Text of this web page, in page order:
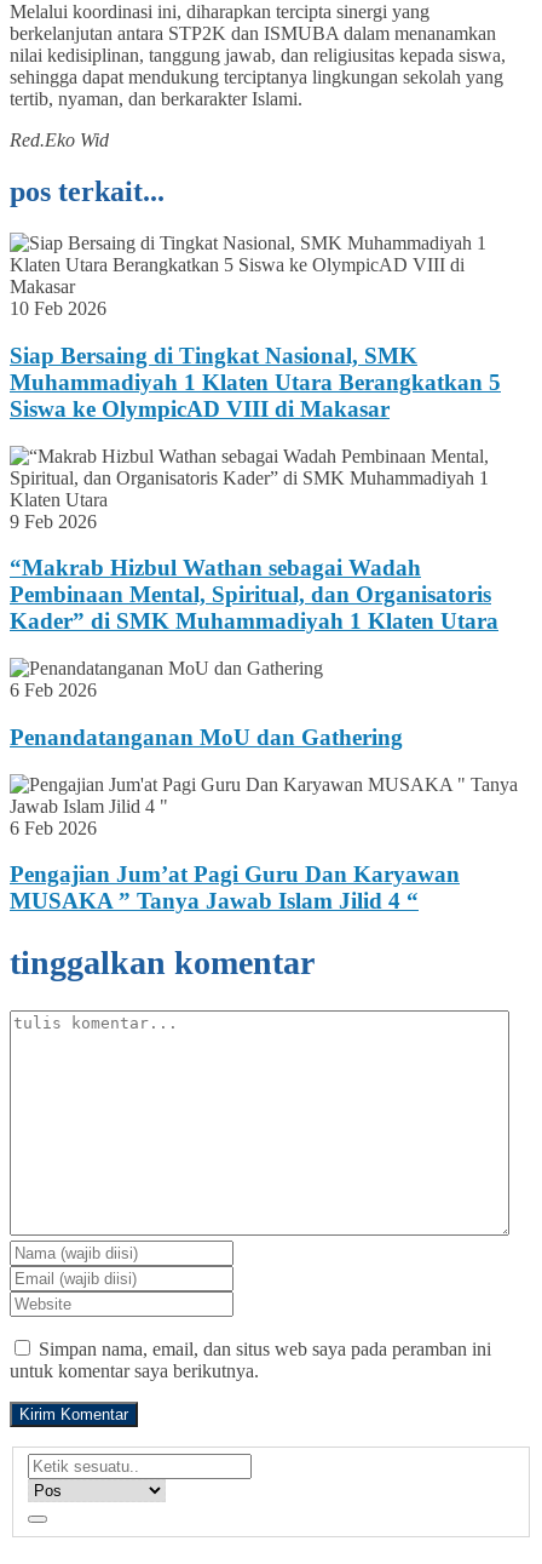
Melalui koordinasi ini, diharapkan tercipta sinergi yang
berkelanjutan antara STP2K dan ISMUBA dalam menanamkan
nilai kedisiplinan, tanggung jawab, dan religiusitas kepada siswa,
sehingga dapat mendukung terciptanya lingkungan sekolah yang
tertib, nyaman, dan berkarakter Islami.
Red.Eko Wid
pos terkait...
10 Feb 2026
Siap Bersaing di Tingkat Nasional, SMK
Muhammadiyah 1 Klaten Utara Berangkatkan 5
Siswa ke OlympicAD VIII di Makasar
9 Feb 2026
“Makrab Hizbul Wathan sebagai Wadah
Pembinaan Mental, Spiritual, dan Organisatoris
Kader” di SMK Muhammadiyah 1 Klaten Utara
6 Feb 2026
Penandatanganan MoU dan Gathering
6 Feb 2026
Pengajian Jum’at Pagi Guru Dan Karyawan
MUSAKA ” Tanya Jawab Islam Jilid 4 “
tinggalkan komentar
Simpan nama, email, dan situs web saya pada peramban ini
untuk komentar saya berikutnya.